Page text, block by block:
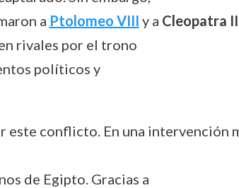
a Ptolomeo VIII y a Cleopatra II
rivales por el trono
políticos y
este conflicto. En una
de Egipto. Gracias a